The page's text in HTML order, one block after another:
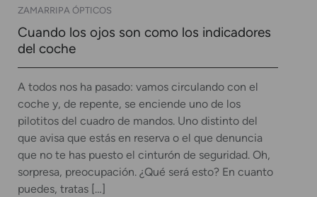
ZAMARRIPA ÓPTICOS
Cuando los ojos son como los indicadores
del coche
A todos nos ha pasado: vamos circulando con el
coche y, de repente, se enciende uno de los
pilotitos del cuadro de mandos. Uno distinto del
que avisa que estás en reserva o el que denuncia
que no te has puesto el cinturón de seguridad. Oh,
sorpresa, preocupación. ¿Qué será esto? En cuanto
puedes, tratas […]